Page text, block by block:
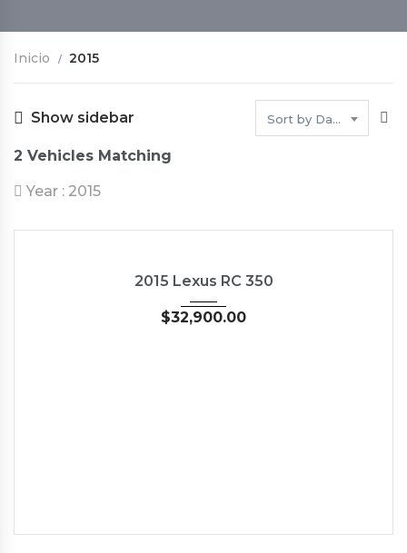
Inicio 2015
Show sidebar Sort by Date
2 Vehicles Matching
Year : 2015
2015 Lexus RC 350
$32,900.00